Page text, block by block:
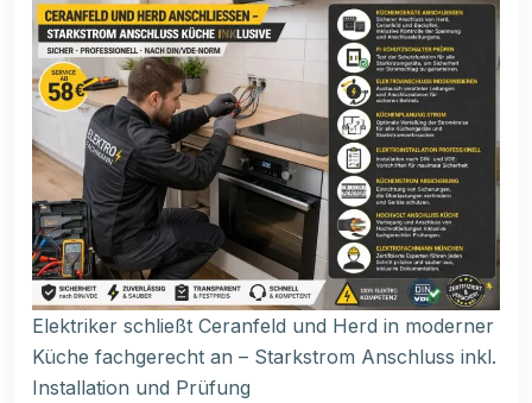
Elektriker schließt Ceranfeld und Herd in moderner
Küche fachgerecht an – Starkstrom Anschluss inkl.
Installation und Prüfung